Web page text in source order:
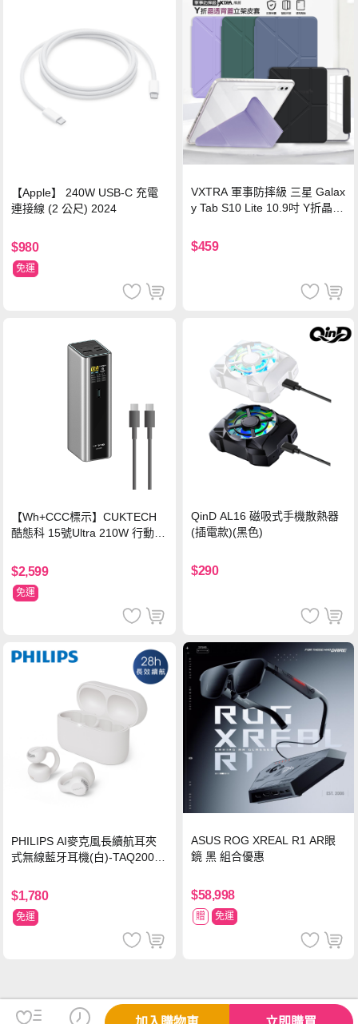
【Apple】 240W USB-C 充電
連接線 (2 公尺) 2024
$980
免運
VXTRA 軍事防摔級 三星 Galax
y Tab S10 Lite 10.9吋 Y折晶透
$459
【Wh+CCC標示】CUKTECH
酷態科 15號Ultra 210W 行動電
$2,599
免運
QinD AL16 磁吸式手機散熱器
(插電款)(黑色)
$290
PHILIPS AI麥克風長續航耳夾
式無線藍牙耳機(白)-TAQ2000
$1,780
免運
ASUS ROG XREAL R1 AR眼
鏡 黑 組合優惠
$58,998
贈 免運